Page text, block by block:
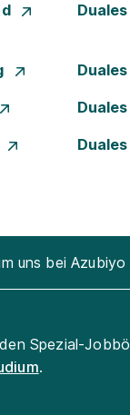
uns bei Azubiyo
Spezial-
.